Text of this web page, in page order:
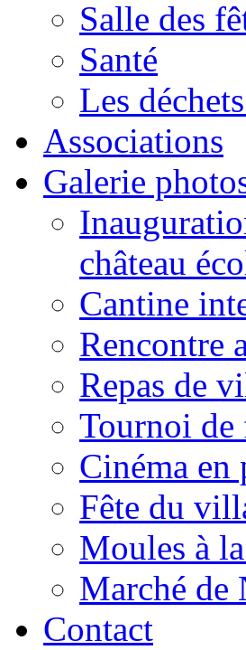
Salle des
Santé
Les
Associations
Galerie
château
Cantine
Rencontre
Repas de
Tournoi
Cinéma en
Fête du
Moules à
Marché de
Contact